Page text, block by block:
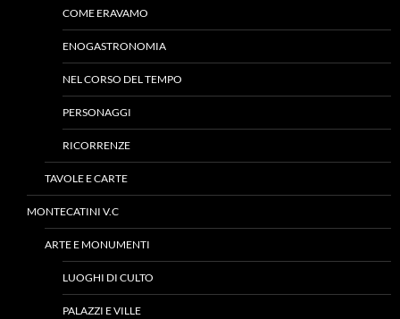
COME ERAVAMO
ENOGASTRONOMIA
NEL CORSO DEL TEMPO
PERSONAGGI
RICORRENZE
TAVOLE E CARTE
MONTECATINI V.C
ARTE E MONUMENTI
LUOGHI DI CULTO
PALAZZI E VILLE